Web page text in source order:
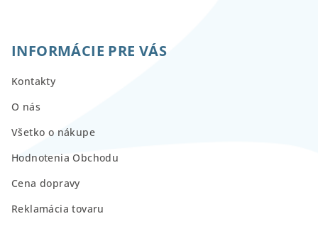
INFORMÁCIE PRE VÁS
Kontakty
O nás
Všetko o nákupe
Hodnotenia Obchodu
Cena dopravy
Reklamácia tovaru